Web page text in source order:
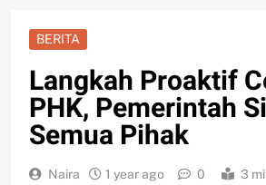
BERITA
Langkah Proaktif
PHK, Pemerintah
Semua Pihak
Naira 1 year ago 0 3